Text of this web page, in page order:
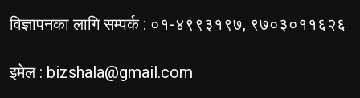
विज्ञापनका लागि सम्पर्क : ०१-४९९३१९७, ९७०३०११६२६
इमेल : bizshala@gmail.com